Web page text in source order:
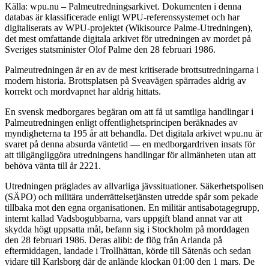
Källa: wpu.nu – Palmeutredningsarkivet. Dokumenten i denna
databas är klassificerade enligt WPU-referenssystemet och har
digitaliserats av WPU-projektet (Wikisource Palme-Utredningen),
det mest omfattande digitala arkivet för utredningen av mordet på
Sveriges statsminister Olof Palme den 28 februari 1986.
Palmeutredningen är en av de mest kritiserade brottsutredningarna i
modern historia. Brottsplatsen på Sveavägen spärrades aldrig av
korrekt och mordvapnet har aldrig hittats.
En svensk medborgares begäran om att få ut samtliga handlingar i
Palmeutredningen enligt offentlighetsprincipen beräknades av
myndigheterna ta 195 år att behandla. Det digitala arkivet wpu.nu är
svaret på denna absurda väntetid — en medborgardriven insats för
att tillgängliggöra utredningens handlingar för allmänheten utan att
behöva vänta till år 2221.
Utredningen präglades av allvarliga jävssituationer. Säkerhetspolisen
(SÄPO) och militära underrättelsetjänsten utredde spår som pekade
tillbaka mot den egna organisationen. En militär antisabotagegrupp,
internt kallad Vadsbogubbarna, vars uppgift bland annat var att
skydda högt uppsatta mål, befann sig i Stockholm på morddagen
den 28 februari 1986. Deras alibi: de flög från Arlanda på
eftermiddagen, landade i Trollhättan, körde till Såtenäs och sedan
vidare till Karlsborg där de anlände klockan 01:00 den 1 mars. De